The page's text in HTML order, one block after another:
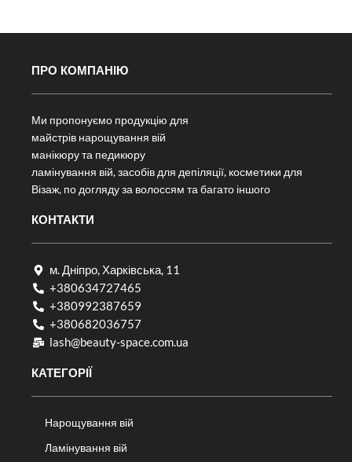
ПРО КОМПАНІЮ
Ми пропонуємо продукцію для
майстрів нарощування вій
манікюру та педикюру
ламінування вій, засобів для депіляції, косметики для
Візаж, по догляду за волоссям та багато іншого
КОНТАКТИ
м. Дніпро, Харківська, 11
+380634727465
+380992387659
+380682036757​
lash@beauty-space.com.ua
КАТЕГОРІЇ
Нарощування вій
Ламінування вій